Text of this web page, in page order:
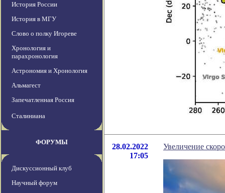
История России
История в МГУ
Слово о полку Игореве
Хронология и
парахронология
Астрономия и Хронология
Альмагест
Запечатленная Россия
Сталиниана
ФОРУМЫ
Дискуссионный клуб
Научный форум
28.02.2022
17:05
Увеличение